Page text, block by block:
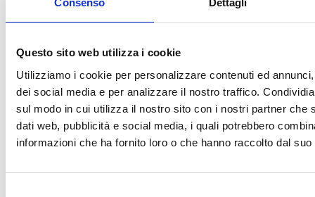
Consenso Dettagli
Questo sito web utilizza i cookie
Utilizziamo i cookie per personalizzare contenuti ed
dei social media e per analizzare il nostro traffico.
sul modo in cui utilizza il nostro sito con i nostri partner che
dati web, pubblicità e social media, i quali potrebbero
informazioni che ha fornito loro o che hanno raccolto dal